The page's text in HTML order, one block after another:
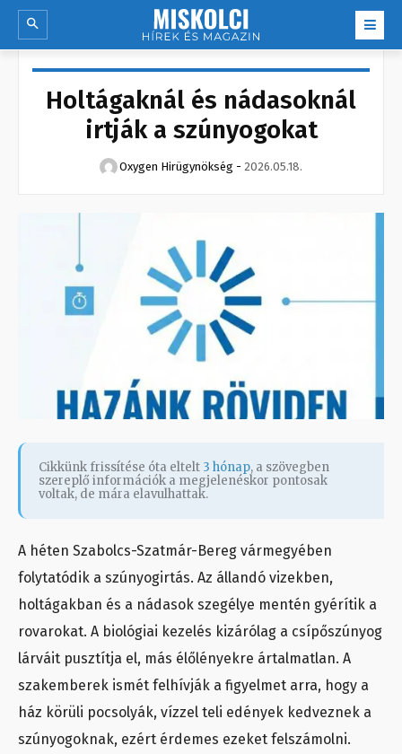
Holtágaknál és nádasoknál
irtják a szúnyogokat
Oxygen Hirügynökség - 2026.05.18.
Cikkünk frissítése óta eltelt 3 hónap, a szövegben
szereplő információk a megjelenéskor pontosak
voltak, de mára elavulhattak.
A héten Szabolcs-Szatmár-Bereg vármegyében
folytatódik a szúnyogirtás. Az állandó vizekben,
holtágakban és a nádasok szegélye mentén gyérítik a
rovarokat. A biológiai kezelés kizárólag a csípőszúnyog
lárváit pusztítja el, más élőlényekre ártalmatlan. A
szakemberek ismét felhívják a figyelmet arra, hogy a
ház körüli pocsolyák, vízzel teli edények kedveznek a
szúnyogoknak, ezért érdemes ezeket felszámolni.